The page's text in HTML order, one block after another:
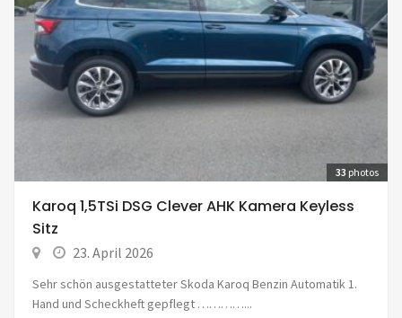
33 photos
Karoq 1,5TSi DSG Clever AHK Kamera Keyless
Sitz
23. April 2026
Sehr schön ausgestatteter Skoda Karoq Benzin Automatik 1.
Hand und Scheckheft gepflegt …………...